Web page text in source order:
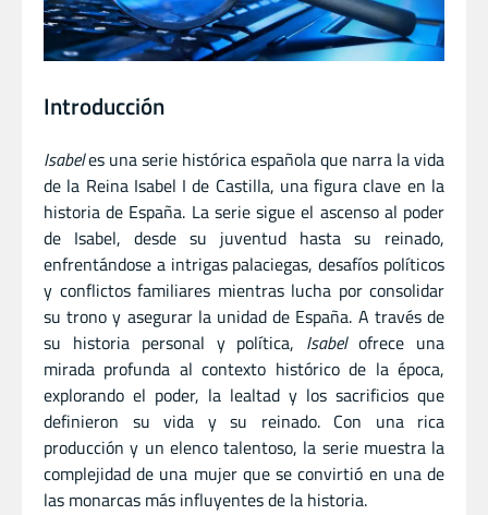
Introducción
Isabeles una serie histórica española que narra la vida
de la Reina Isabel I de Castilla, una figura clave en la
historia de España. La serie sigue el ascenso al poder
de Isabel, desde su juventud hasta su reinado,
enfrentándose a intrigas palaciegas, desafíos políticos
y conflictos familiares mientras lucha por consolidar
su trono y asegurar la unidad de España. A través de
su historia personal y política, Isabelofrece una
mirada profunda al contexto histórico de la época,
explorando el poder, la lealtad y los sacrificios que
definieron su vida y su reinado. Con una rica
producción y un elenco talentoso, la serie muestra la
complejidad de una mujer que se convirtió en una de
las monarcas más influyentes de la historia.